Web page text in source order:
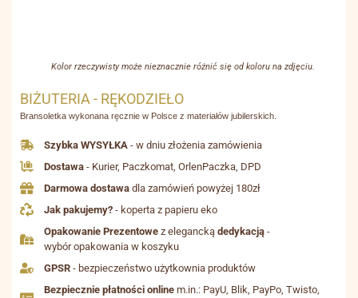
Kolor rzeczywisty może nieznacznie różnić się od koloru na zdjęciu.
BIŻUTERIA - RĘKODZIEŁO
Bransoletka wykonana ręcznie w Polsce z materiałów jubilerskich.
Szybka WYSYŁKA - w dniu złożenia zamówienia
Dostawa - Kurier, Paczkomat, OrlenPaczka, DPD
Darmowa dostawa dla zamówień powyżej 180zł
Jak pakujemy? - koperta z papieru eko
Opakowanie Prezentowe z eleganckądedykacją -
wybór opakowania w koszyku
GPSR - bezpieczeństwo użytkownia produktów
Bezpiecznie płatności online m.in.: PayU, Blik, PayPo, Twisto,